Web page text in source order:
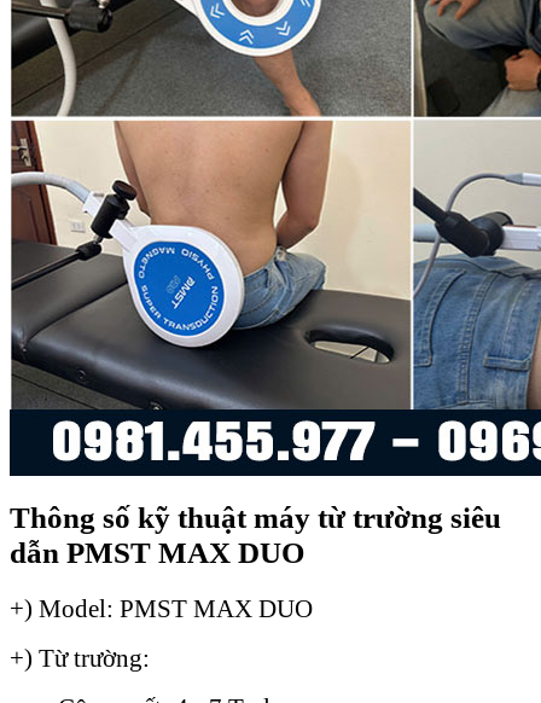
Thông số kỹ thuật máy từ trường siêu
dẫn PMST MAX DUO
+) Model: PMST MAX DUO
+) Từ trường: